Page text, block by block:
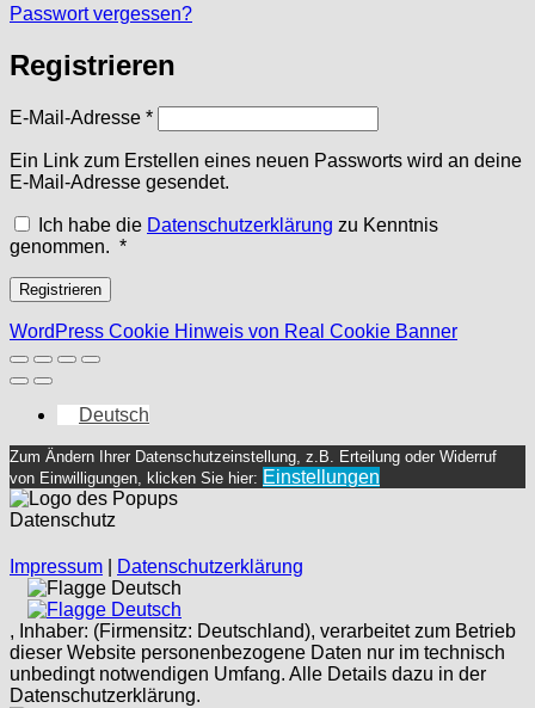
Passwort vergessen?
Registrieren
E-Mail-Adresse *Erforderlich
Ein Link zum Erstellen eines neuen Passworts wird an deine
E-Mail-Adresse gesendet.
Ich habe die Datenschutzerklärung zu Kenntnis
genommen. *Erforderlich
Registrieren
WordPress Cookie Hinweis von Real Cookie Banner
Deutsch
Zum Ändern Ihrer Datenschutzeinstellung, z.B. Erteilung oder Widerruf
von Einwilligungen, klicken Sie hier: Einstellungen
Datenschutz
Impressum
Datenschutzerklärung
Deutsch
Deutsch
, Inhaber: (Firmensitz: Deutschland), verarbeitet zum Betrieb
dieser Website personenbezogene Daten nur im technisch
unbedingt notwendigen Umfang. Alle Details dazu in der
Datenschutzerklärung.